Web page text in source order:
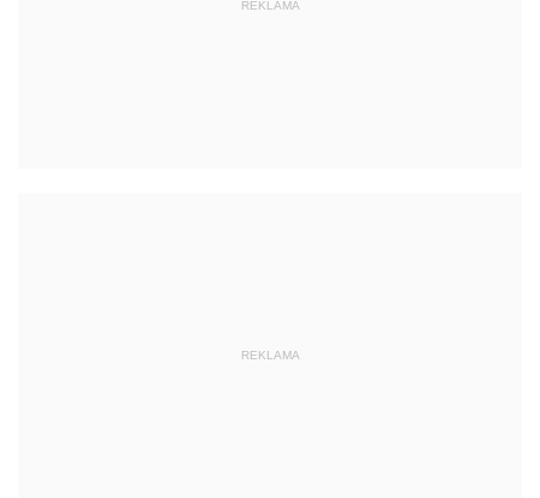
REKLAMA
REKLAMA